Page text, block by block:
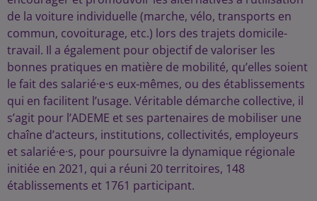
de la voiture individuelle (marche, vélo, transports en
commun, covoiturage, etc.) lors des trajets domicile-
travail. Il a également pour objectif de valoriser les
bonnes pratiques en matière de mobilité, qu’elles soient
le fait des salarié·e·s eux-mêmes, ou des établissements
qui en facilitent l’usage. Véritable démarche collective, il
s’agit pour l’ADEME et ses partenaires de mobiliser une
chaîne d’acteurs, institutions, collectivités, employeurs
et salarié·e·s, pour poursuivre la dynamique régionale
initiée en 2021, qui a réuni 20 territoires, 148
établissements et 1761 participant.